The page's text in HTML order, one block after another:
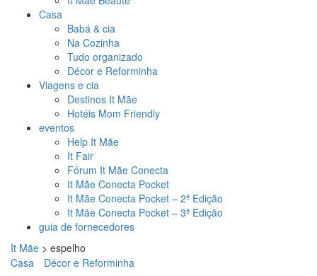
Casa
Babá & cia
Na Cozinha
Tudo organizado
Décor e Reforminha
Viagens e cia
Destinos It Mãe
Hotéis Mom Friendly
eventos
Help It Mãe
It Fair
Fórum It Mãe Conecta
It Mãe Conecta Pocket
It Mãe Conecta Pocket – 2ª Edição
It Mãe Conecta Pocket – 3ª Edição
guia de fornecedores
It Mãe > espelho
Casa
Décor e Reforminha